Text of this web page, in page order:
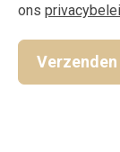
ons